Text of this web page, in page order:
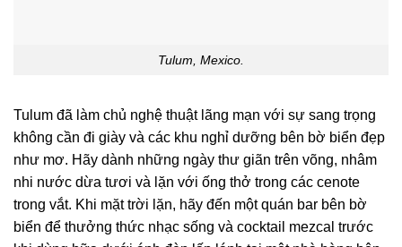
Tulum, Mexico.
Tulum đã làm chủ nghệ thuật lãng mạn với sự sang trọng
không cần đi giày và các khu nghỉ dưỡng bên bờ biển đẹp
như mơ. Hãy dành những ngày thư giãn trên võng, nhâm
nhi nước dừa tươi và lặn với ống thở trong các cenote
trong vắt. Khi mặt trời lặn, hãy đến một quán bar bên bờ
biển để thưởng thức nhạc sống và cocktail mezcal trước